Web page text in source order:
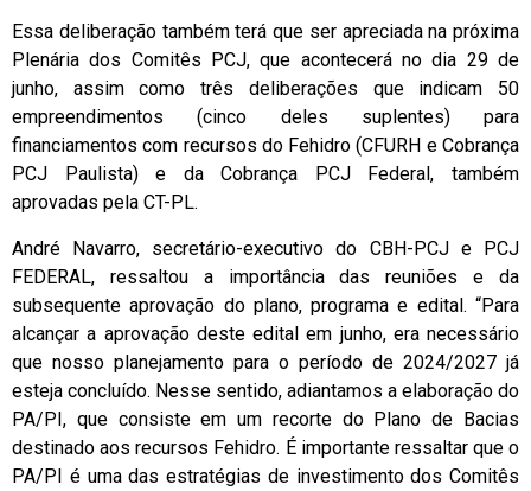
Essa deliberação também terá que ser apreciada na próxima
Plenária dos Comitês PCJ, que acontecerá no dia 29 de
junho, assim como três deliberações que indicam 50
empreendimentos (cinco deles suplentes) para
financiamentos com recursos do Fehidro (CFURH e Cobrança
PCJ Paulista) e da Cobrança PCJ Federal, também
aprovadas pela CT-PL.
André Navarro, secretário-executivo do CBH-PCJ e PCJ
FEDERAL, ressaltou a importância das reuniões e da
subsequente aprovação do plano, programa e edital. “Para
alcançar a aprovação deste edital em junho, era necessário
que nosso planejamento para o período de 2024/2027 já
esteja concluído. Nesse sentido, adiantamos a elaboração do
PA/PI, que consiste em um recorte do Plano de Bacias
destinado aos recursos Fehidro. É importante ressaltar que o
PA/PI é uma das estratégias de investimento dos Comitês